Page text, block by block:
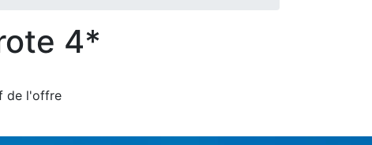
4*
de l'offre